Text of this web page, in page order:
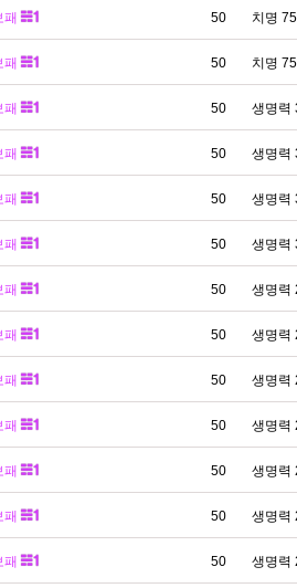
패 50 치명
패 50 치명
패 50 생명력
패 50 생명력
패 50 생명력
패 50 생명력
패 50 생명력
패 50 생명력
패 50 생명력
패 50 생명력
패 50 생명력
패 50 생명력
패 50 생명력